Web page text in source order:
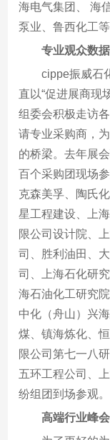
海电气集团、 海
泵业、鲁西化工等
专业观众数
cippe振威石
直以“促进展商现
组委会积极走访
请专业采购商，
的桥梁。去年展
百个采购团现场
克森美孚、陶氏
星工程建设、上
限公司设计院、
司、胜利油田、
司、上海石化研
海石油化工研究
中化（舟山）兴
煤、镇海炼化、
限公司第七一八
五环工程公司、
纷组团到场参观。
高端行业峰